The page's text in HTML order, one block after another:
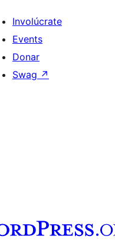
Involúcrate
Events
Donar
Swag ↗